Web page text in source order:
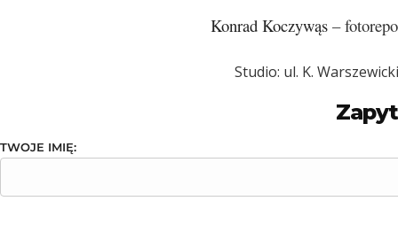
Konrad Koczywąs–
Studio: ul. K.
TWOJE IMIĘ: